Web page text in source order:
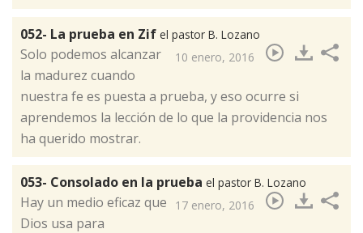
052- La prueba en Zif el pastor B. Lozano
10 enero, 2016
​Solo podemos alcanzar
la madurez cuando
nuestra fe es puesta a prueba, y eso ocurre si
aprendemos la lección de lo que la providencia nos
ha querido mostrar.
053- Consolado en la prueba el pastor B. Lozano
17 enero, 2016
​Hay un medio eficaz que
Dios usa para